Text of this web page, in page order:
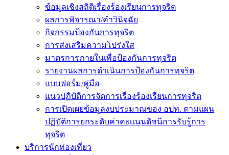
ข้อมูลเชิงสถิติเรื่องร้องเรียนการทุจริต
ผลการพิจารณา/คำวินิจฉัย
กิจกรรมป้องกันการทุจริต
การส่งเสริมความโปร่งใส
มาตรการภายในเพื่อป้องกันการทุจริต
รายงานผลการดำเนินการป้องกันการทุจริต
แบบฟอร์ม/คู่มือ
แนวปฏิบัติการจัดการเรื่องร้องเรียนการทุจริต
การเปิดเผยข้อมูลงบประมาณของ อปท. ตามแผน
ปฏิบัติการยกระดับค่าคะเเนนดัชนีการรับรู้การ
ทุจริต
บริการนักท่องเที่ยว